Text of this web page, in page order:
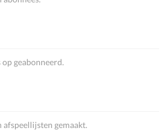
geabonneerd.
afspeellijsten gemaakt.